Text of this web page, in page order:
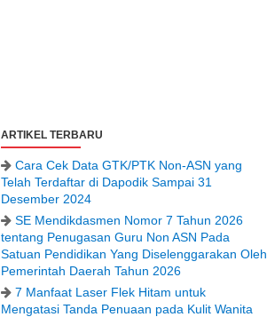
ARTIKEL TERBARU
Cara Cek Data GTK/PTK Non-ASN yang
Telah Terdaftar di Dapodik Sampai 31
Desember 2024
SE Mendikdasmen Nomor 7 Tahun 2026
tentang Penugasan Guru Non ASN Pada
Satuan Pendidikan Yang Diselenggarakan Oleh
Pemerintah Daerah Tahun 2026
7 Manfaat Laser Flek Hitam untuk
Mengatasi Tanda Penuaan pada Kulit Wanita